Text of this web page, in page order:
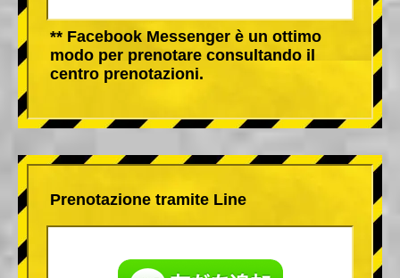
** Facebook Messenger è un ottimo
modo per prenotare consultando il
centro prenotazioni.
Prenotazione tramite Line